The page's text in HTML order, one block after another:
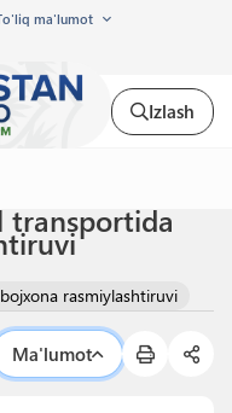
ma'lumot
Izlash
transportida
rasmiylashtiruvi
Ma'lumot